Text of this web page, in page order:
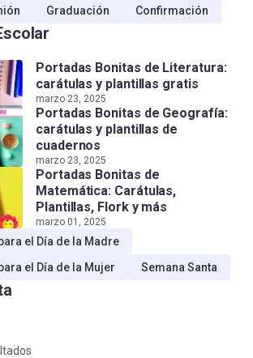
Graduación Confirmación
Portadas Bonitas de Literatura:
carátulas y plantillas gratis
marzo 23, 2025
Portadas Bonitas de Geografía:
carátulas y plantillas de
cuadernos
marzo 23, 2025
Portadas Bonitas de
Matemática: Carátulas,
Plantillas, Flork y más
marzo 01, 2025
el Día de la Madre
el Día de la Mujer
Semana Santa